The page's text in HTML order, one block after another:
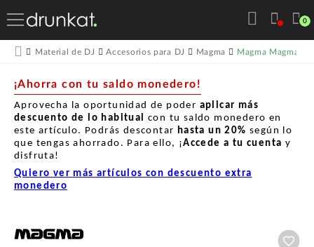
0
Material de DJ Accesorios para DJ Magma Magma Magma
¡Ahorra con tu saldo monedero!
Aprovecha la oportunidad de poder aplicar más
descuento de lo habitual con tu saldo monedero en
este artículo. Podrás descontar hasta un 20% según lo
que tengas ahorrado. Para ello, ¡Accede a tu cuenta y
disfruta!
Quiero ver más artículos con descuento extra
monedero